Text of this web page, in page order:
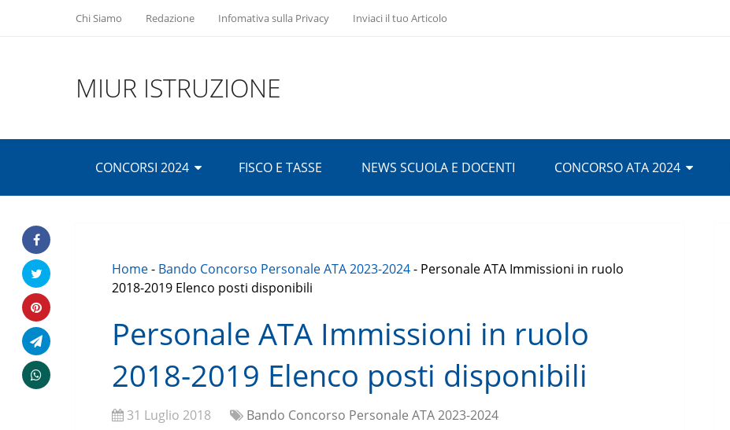
Chi Siamo Redazione Infomativa sulla Privacy Inviaci il tuo Articolo
MIUR ISTRUZIONE
CONCORSI 2024 FISCO E TASSE NEWS SCUOLA E DOCENTI CONCORSO ATA 2024
Home- Bando Concorso Personale ATA 2023-2024- Personale ATA Immissioni in ruolo
2018-2019 Elenco posti disponibili
Personale ATA Immissioni in ruolo
2018-2019 Elenco posti disponibili
31 Luglio 2018 Bando Concorso Personale ATA 2023-2024